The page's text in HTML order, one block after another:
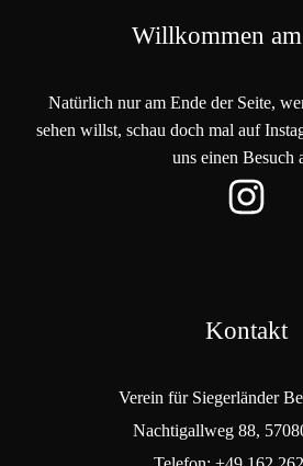
Willkommen
Natürlich nur am Ende der Seite,
sehen willst, schau doch mal auf
uns einen Besuch
Kontakt
Verein für Siegerländer
Nachtigallweg 88,